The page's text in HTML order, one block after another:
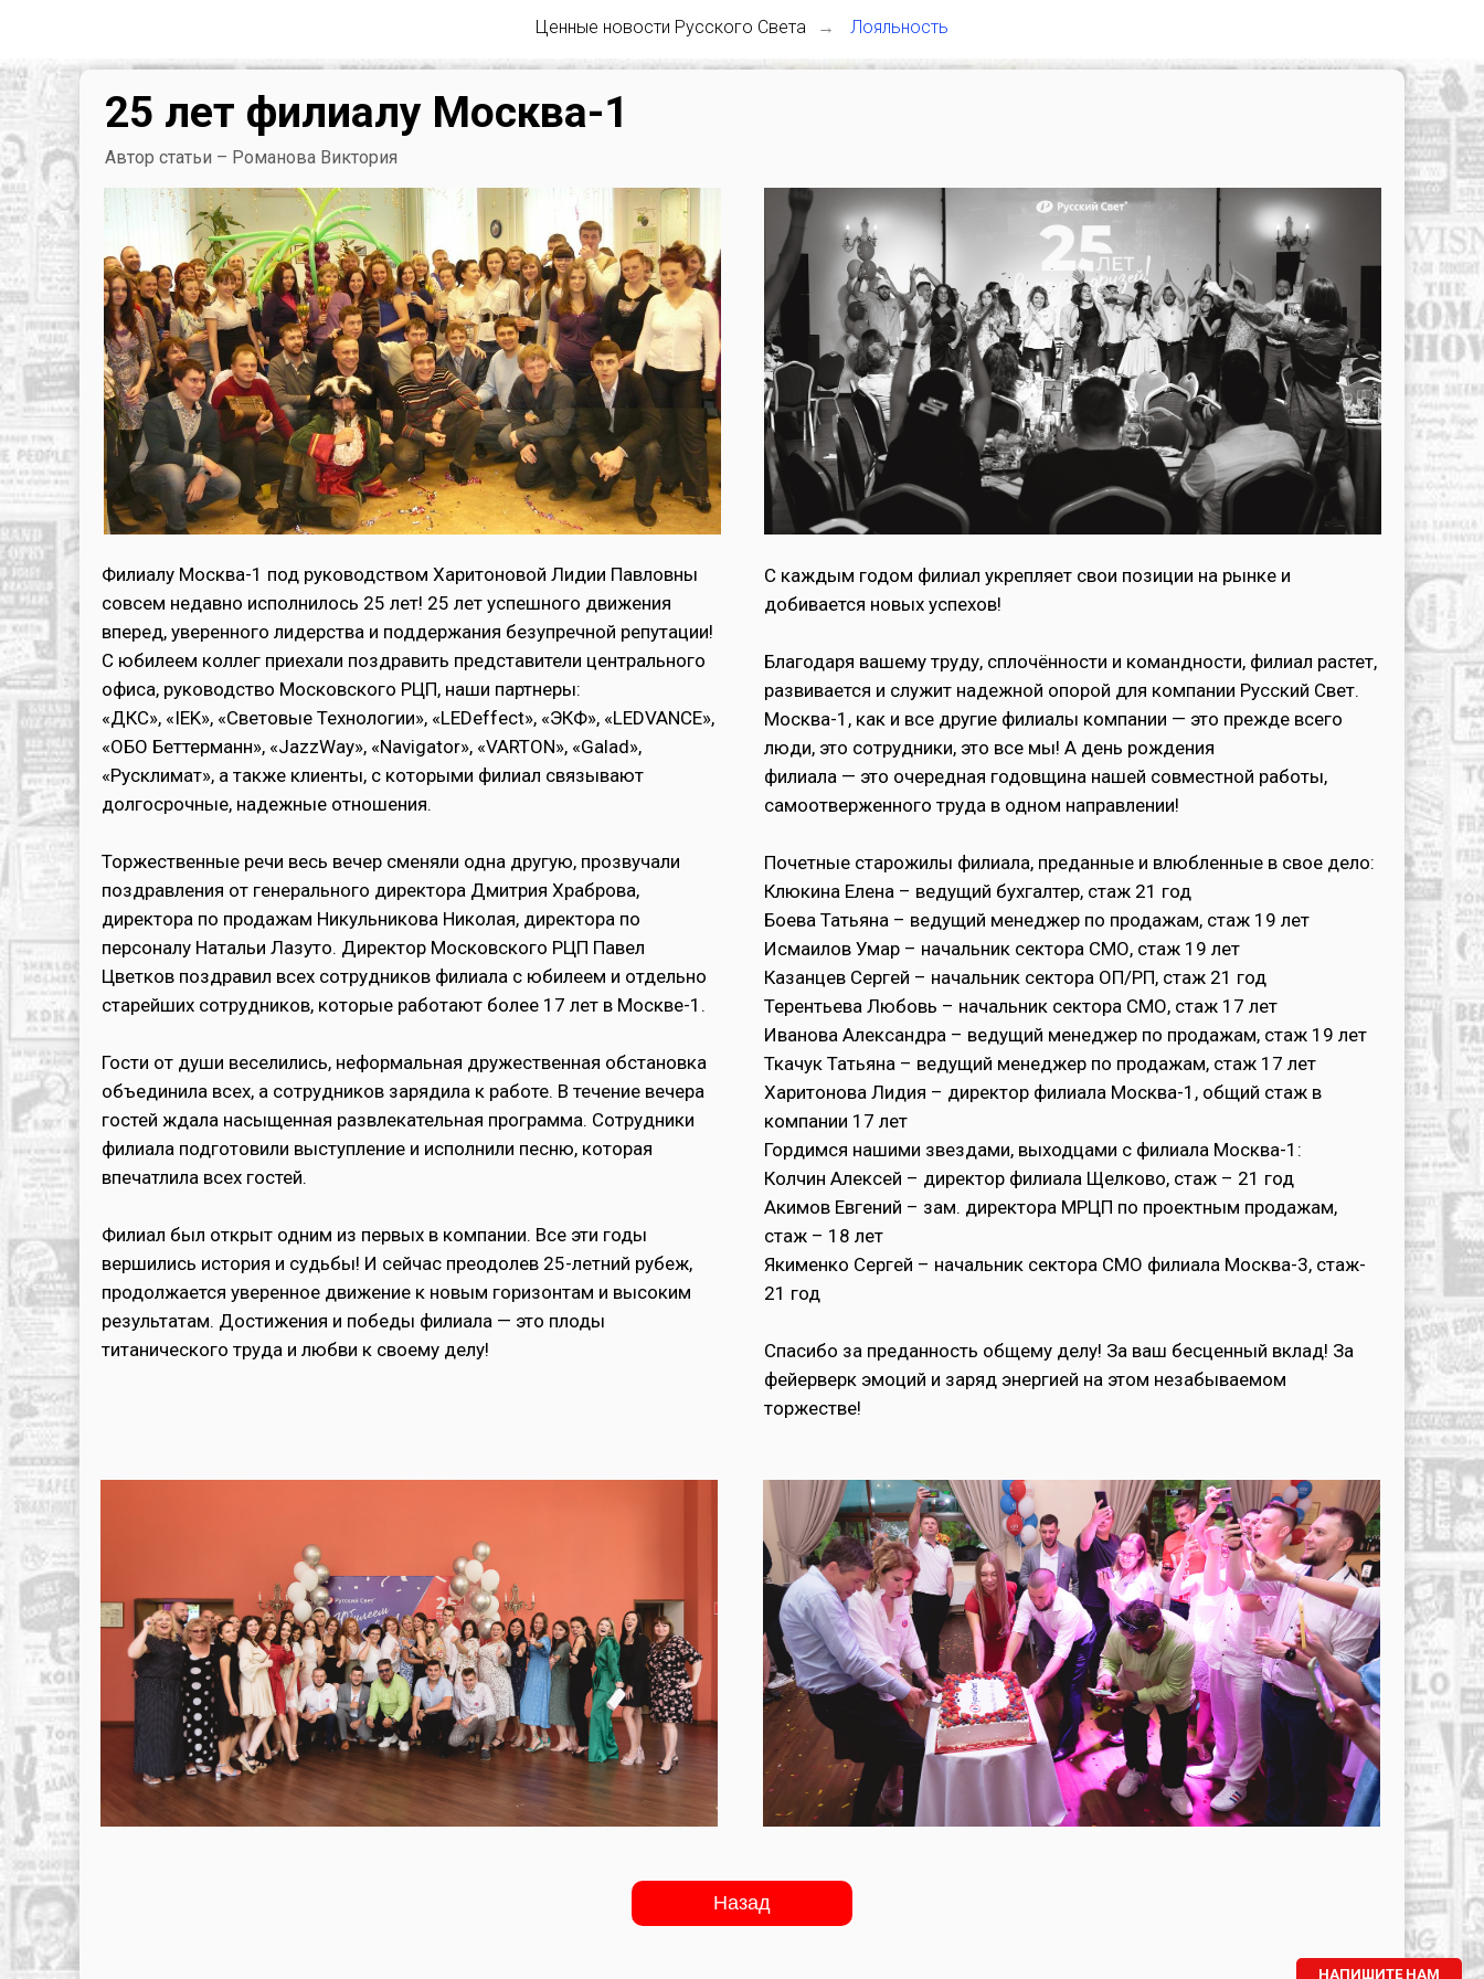
НАПИШИТЕ НАМ
Ценные новости Русского Света → Лояльность
25 лет филиалу Москва-1
Филиалу Москва-1 под руководством Харитоновой Лидии Павловны
совсем недавно исполнилось 25 лет! 25 лет успешного движения
вперед, уверенного лидерства и поддержания безупречной репутации!
С юбилеем коллег приехали поздравить представители центрального
офиса, руководство Московского РЦП, наши партнеры:
«ДКС», «IEK», «Световые Технологии», «LEDeffect», «ЭКФ», «LEDVANCE»,
«ОБО Беттерманн», «JazzWay», «Navigator», «VARTON», «Galad»,
«Русклимат», а также клиенты, с которыми филиал связывают
долгосрочные, надежные отношения.
Торжественные речи весь вечер сменяли одна другую, прозвучали
поздравления от генерального директора Дмитрия Храброва,
директора по продажам Никульникова Николая, директора по
персоналу Натальи Лазуто. Директор Московского РЦП Павел
Цветков поздравил всех сотрудников филиала с юбилеем и отдельно
старейших сотрудников, которые работают более 17 лет в Москве-1.
Гости от души веселились, неформальная дружественная обстановка
объединила всех, а сотрудников зарядила к работе. В течение вечера
гостей ждала насыщенная развлекательная программа. Сотрудники
филиала подготовили выступление и исполнили песню, которая
впечатлила всех гостей.
Филиал был открыт одним из первых в компании. Все эти годы
вершились история и судьбы! И сейчас преодолев 25-летний рубеж,
продолжается уверенное движение к новым горизонтам и высоким
результатам. Достижения и победы филиала — это плоды
титанического труда и любви к своему делу!
С каждым годом филиал укрепляет свои позиции на рынке и
добивается новых успехов!
Благодаря вашему труду, сплочённости и командности, филиал растет,
развивается и служит надежной опорой для компании Русский Свет.
Москва-1, как и все другие филиалы компании — это прежде всего
люди, это сотрудники, это все мы! А день рождения
филиала — это очередная годовщина нашей совместной работы,
самоотверженного труда в одном направлении!
Почетные старожилы филиала, преданные и влюбленные в свое дело:
Клюкина Елена – ведущий бухгалтер, стаж 21 год
Боева Татьяна – ведущий менеджер по продажам, стаж 19 лет
Исмаилов Умар – начальник сектора СМО, стаж 19 лет
Казанцев Сергей – начальник сектора ОП/РП, стаж 21 год
Терентьева Любовь – начальник сектора СМО, стаж 17 лет
Иванова Александра – ведущий менеджер по продажам, стаж 19 лет
Ткачук Татьяна – ведущий менеджер по продажам, стаж 17 лет
Харитонова Лидия – директор филиала Москва-1, общий стаж в
компании 17 лет
Гордимся нашими звездами, выходцами с филиала Москва-1:
Колчин Алексей – директор филиала Щелково, стаж – 21 год
Акимов Евгений – зам. директора МРЦП по проектным продажам,
стаж – 18 лет
Якименко Сергей – начальник сектора СМО филиала Москва-3, стаж-
21 год
Спасибо за преданность общему делу! За ваш бесценный вклад! За
фейерверк эмоций и заряд энергией на этом незабываемом
торжестве!
Назад
Автор статьи – Романова Виктория